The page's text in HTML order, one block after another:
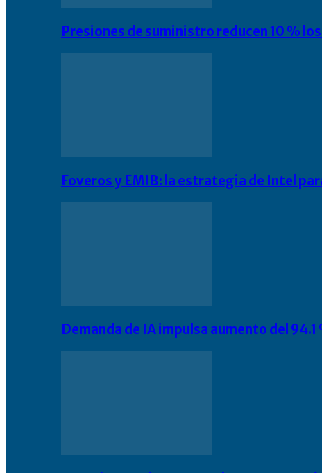
Presiones de suministro reducen 10 %
Foveros y EMIB: la estrategia de Intel
Demanda de IA impulsa aumento del